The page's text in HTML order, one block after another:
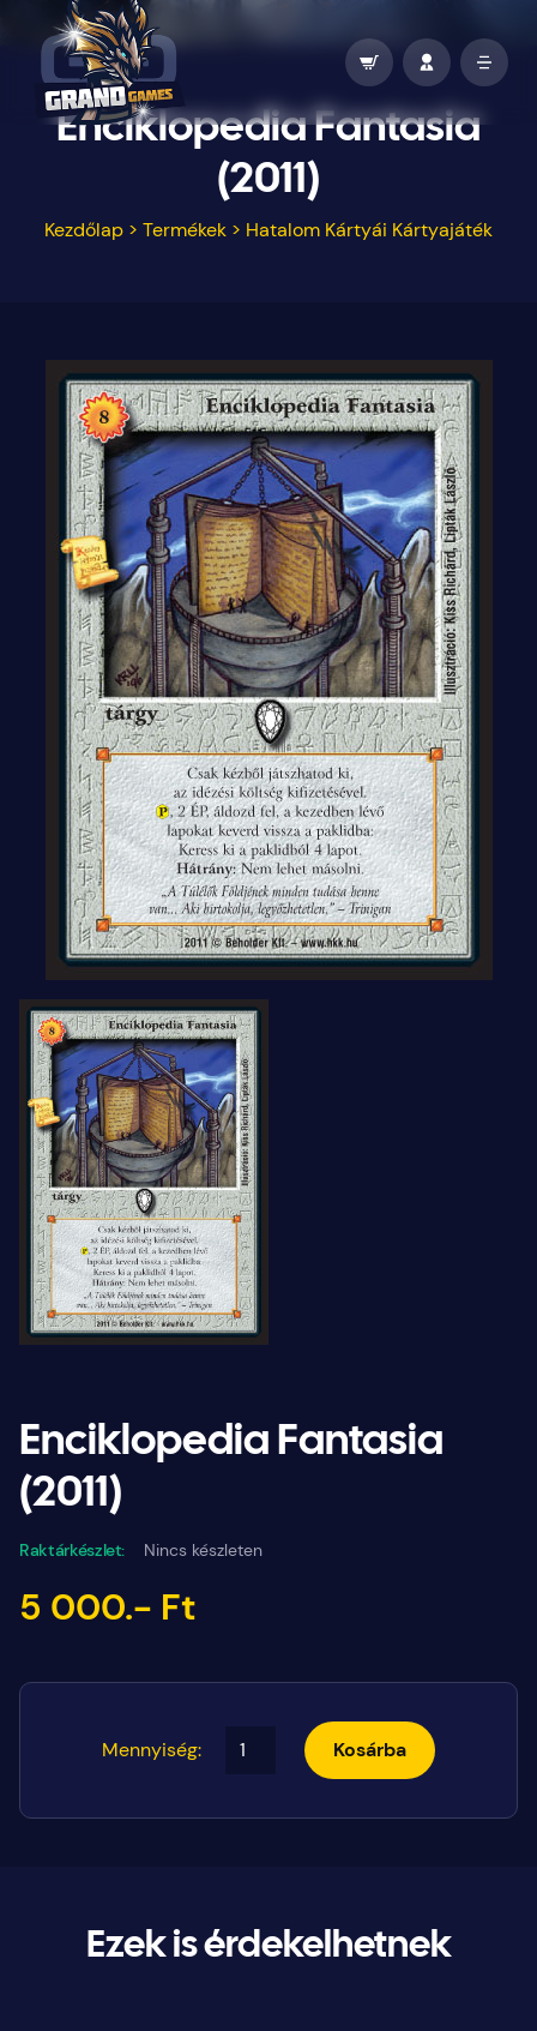
Enciklopedia Fantasia
(2011)
Kezdőlap > Termékek > Hatalom Kártyái Kártyajáték
Enciklopedia Fantasia
(2011)
Raktárkészlet: Nincs készleten
5 000.- Ft
Mennyiség: Kosárba
Ezek is érdekelhetnek